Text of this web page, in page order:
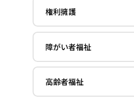
権利擁護
障がい者福祉
高齢者福祉